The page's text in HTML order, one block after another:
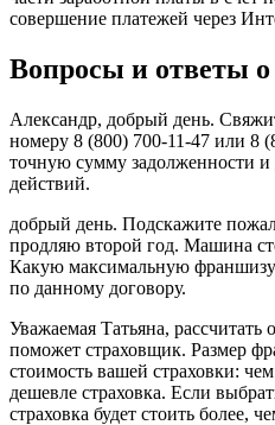
совершение платежей через
Вопросы и ответы
Александр, добрый день.
номеру 8 (800) 700-11-47 или 8
точную сумму задолженности
действий.
добрый день. Подскажите
продляю второй год. Машина
Какую максимальную
по данному договору.
Уважаемая Татьяна,
поможет страховщик. Размер
стоимость вашей страховки:
дешевле страховка. Если
страховка будет стоить более,